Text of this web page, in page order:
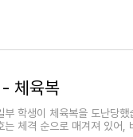
체육복
부 학생이 체육복을 도난당
는 체격 순으로 매겨져 있어,